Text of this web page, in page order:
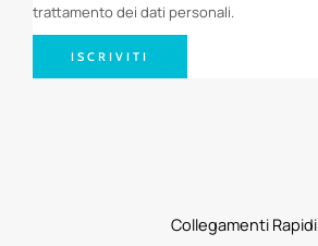
trattamento dei dati personali.
ISCRIVITI
Collegamenti Rapidi